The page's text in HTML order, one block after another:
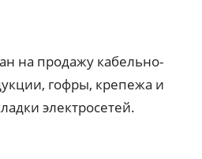
на продажу кабельно-
гофры, крепежа и
электросетей.